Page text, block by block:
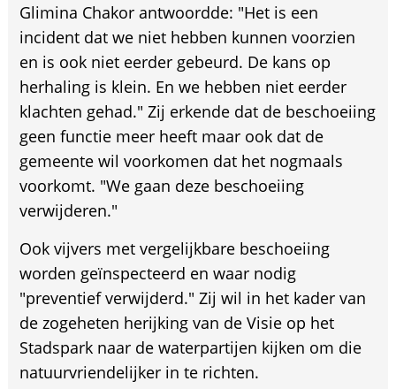
Glimina Chakor antwoordde: "Het is een
incident dat we niet hebben kunnen voorzien
en is ook niet eerder gebeurd. De kans op
herhaling is klein. En we hebben niet eerder
klachten gehad." Zij erkende dat de beschoeiing
geen functie meer heeft maar ook dat de
gemeente wil voorkomen dat het nogmaals
voorkomt. "We gaan deze beschoeiing
verwijderen."
Ook vijvers met vergelijkbare beschoeiing
worden geïnspecteerd en waar nodig
"preventief verwijderd." Zij wil in het kader van
de zogeheten herijking van de Visie op het
Stadspark naar de waterpartijen kijken om die
natuurvriendelijker in te richten.